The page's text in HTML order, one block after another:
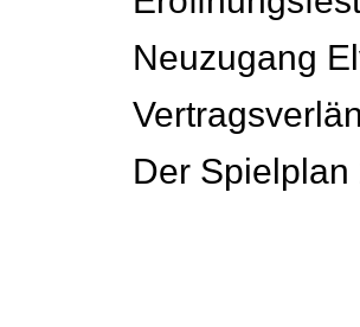
Neuzugang
Der